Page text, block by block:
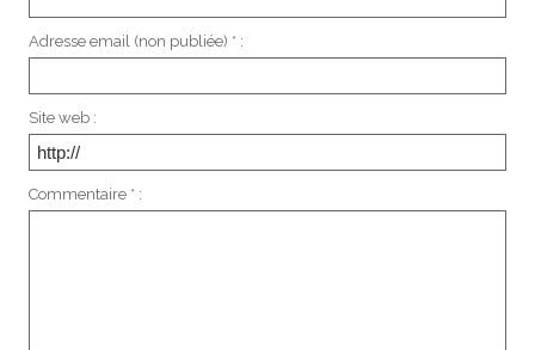
Adresse email (non publiée) * :
Site web :
Commentaire * :